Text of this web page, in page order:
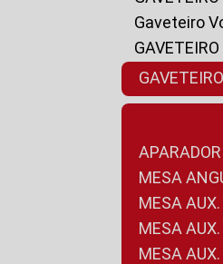
Gaveteiro
MESA
MESA
MESA
MESA